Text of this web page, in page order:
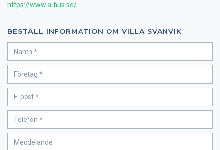
https://www.a-hus.se/
BESTÄLL INFORMATION OM VILLA SVANVIK